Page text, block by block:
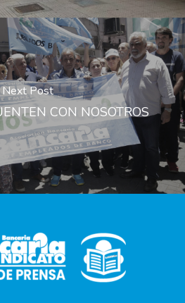
Next Post
CON NOSOTROS